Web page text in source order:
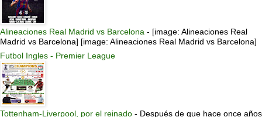
Alineaciones Real Madrid vs Barcelona - [image: Alineaciones Real
Madrid vs Barcelona] [image: Alineaciones Real Madrid vs Barcelona]
Futbol Ingles - Premier League
Tottenham-Liverpool, por el reinado - Después de que hace once años